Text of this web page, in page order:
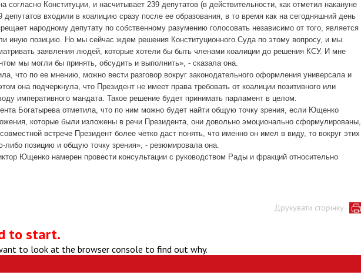
Конституции, и насчитывает 239 депутатов (в действительности, как отметил накануне
входили в коалицию сразу после ее образования, в то время как на сегодняшний день
народному депутату по собственному разумению голосовать независимо от того, является
иную позицию. Но мы сейчас ждем решения Конституционного Суда по этому вопросу, и мы
заявления людей, которые хотели бы быть членами коалиции до решения КСУ. И мне
мы могли бы принять, обсудить и выполнить», - сказала она.
что по ее мнению, можно вести разговор вокруг законодательного оформления универсала и
она подчеркнула, что Президент не имеет права требовать от коалиции позитивного или
императивного мандата. Такое решение будет принимать парламент в целом.
Богатырева отметила, что по ним можно будет найти общую точку зрения, если Ющенко
которые были изложены в речи Президента, они довольно эмоционально сформулированы,
встрече Президент более четко даст понять, что именно он имел в виду, то вокруг этих
либо позицию и общую точку зрения», - резюмировала она.
Ющенко намерен провести консультации с руководством Рады и фракций относительно
Друкувати сторінку
to start.
to look at the browser console to find out why.